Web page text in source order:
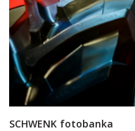
SCHWENK fotobanka